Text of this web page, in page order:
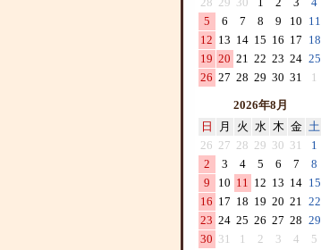
5
6 7 8 9 10 11
12 13 14 15 16 17 18
19 20 21 22 23 24 25
26 27 28 29 30 31 1
2026年8月
日
月 火 水 木 金 土
26 27 28 29 30 31
1
2
3 4 5 6 7
8
9
10 11 12 13 14 15
16 17 18 19 20 21 22
23 24 25 26 27 28 29
30 31 1 2 3 4
5